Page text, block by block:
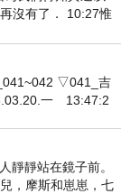
沒有了． 10:27惟
的烈火
▽041_吉
一 13:47:2
靜靜站在鏡子前。
，摩斯和崽崽，七